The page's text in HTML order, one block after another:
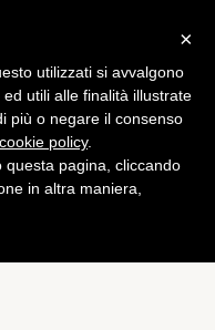
×
utilizzati si avvalgono
utili alle finalità illustrate
più o negare il consenso
cookie policy.
pagina, cliccando
in altra maniera,